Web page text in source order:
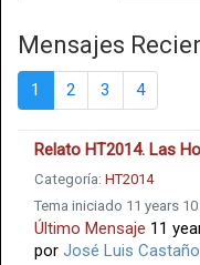
Mensajes
1 2 3 4
Relato HT2014. Las
Categoría: HT2014
Tema iniciado 11 years
Último Mensaje 11
por José Luis Castaño